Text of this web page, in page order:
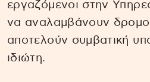
εργαζόμενοι στην
να αναλαμβάνουν
αποτελούν συμβατική
ιδιώτη.